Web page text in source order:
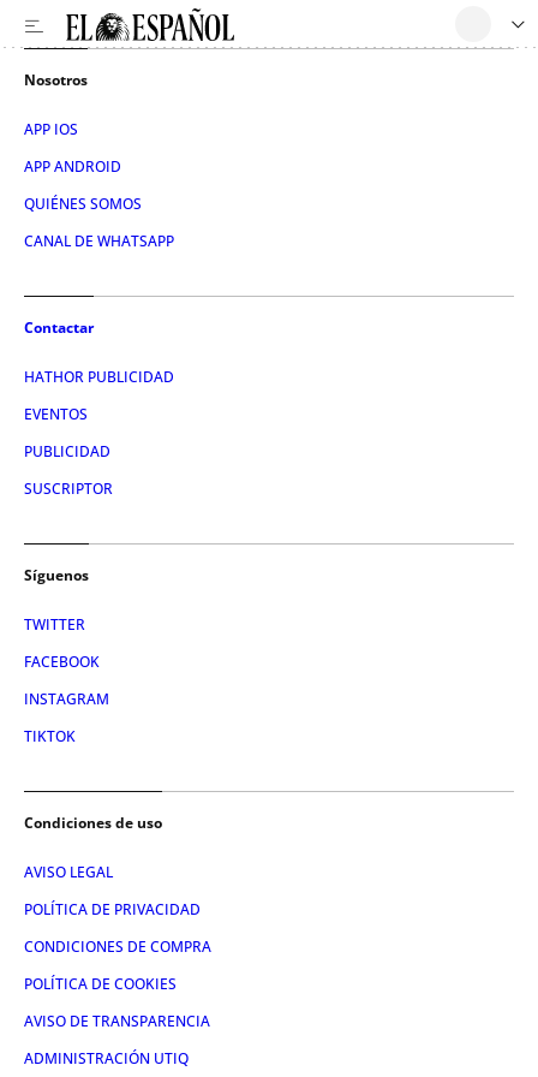
Nosotros
APP IOS
APP ANDROID
QUIÉNES SOMOS
CANAL DE WHATSAPP
Contactar
HATHOR PUBLICIDAD
EVENTOS
PUBLICIDAD
SUSCRIPTOR
Síguenos
TWITTER
FACEBOOK
INSTAGRAM
TIKTOK
Condiciones de uso
AVISO LEGAL
POLÍTICA DE PRIVACIDAD
CONDICIONES DE COMPRA
POLÍTICA DE COOKIES
AVISO DE TRANSPARENCIA
ADMINISTRACIÓN UTIQ